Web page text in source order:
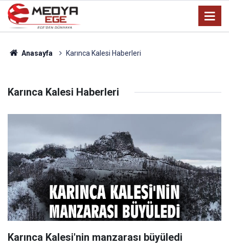
Anasayfa Karınca Kalesi Haberleri
Karınca Kalesi Haberleri
Karınca Kalesi'nin manzarası büyüledi